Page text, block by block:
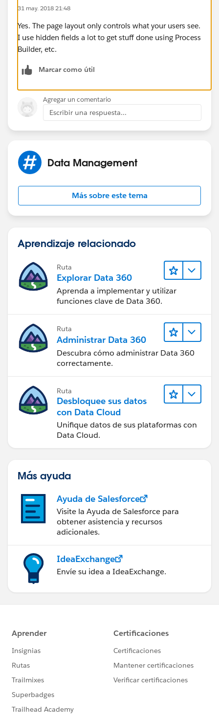
31 may. 2018 21:48
Yes. The page layout only controls what your users see.
I use hidden fields a lot to get stuff done using Process
Builder, etc.
Marcar como útil
Agregar un comentario
Escribir una respuesta...
Data Management
Más sobre este tema
Aprendizaje relacionado
Ruta
Explorar Data 360
Aprenda a implementar y utilizar
funciones clave de Data 360.
Ruta
Administrar Data 360
Descubra cómo administrar Data 360
correctamente.
Ruta
Desbloquee sus datos
con Data Cloud
Unifique datos de sus plataformas con
Data Cloud.
Más ayuda
Ayuda de Salesforce
Visite la Ayuda de Salesforce para
obtener asistencia y recursos
adicionales.
IdeaExchange
Envíe su idea a IdeaExchange.